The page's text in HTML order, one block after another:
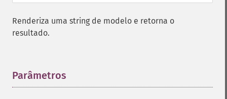
Renderiza uma string de modelo e retorna o
resultado.
Parâmetros